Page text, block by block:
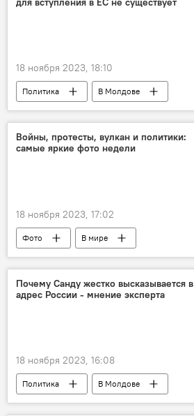
18 ноября 2023, 18:10
Политика
В Молдове
Европейский союз
Словения
Войны, протесты, вулкан и политики:
самые яркие фото недели
18 ноября 2023, 17:02
Фото В мире
Почему Санду жестко высказывается в
адрес России - мнение эксперта
18 ноября 2023, 16:08
Политика
В Молдове
Приднестровье
Майя Санду